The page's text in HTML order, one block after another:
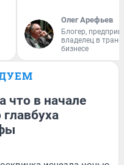
Олег Арефьев
Блогер,
владелец в
бизнесе
что в начале